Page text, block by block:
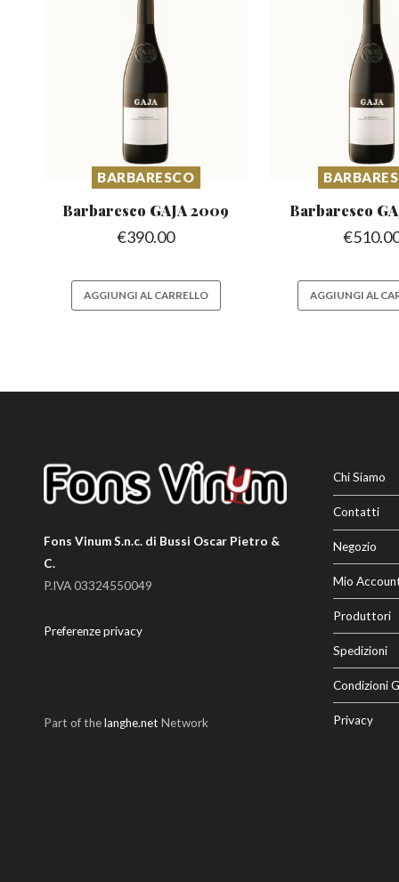
BARBARESCO
Barbaresco GAJA 2009
€390.00
AGGIUNGI AL CARRELLO
Barbaresco
€
AGGIUNGI AL
Fons Vinum S.n.c. di Bussi Oscar Pietro &
C.
P.IVA 03324550049
Preferenze privacy
Part of thelanghe.net Network
Chi Siamo
Contatti
Negozio
Mio
Produttori
Spedizioni
Condizioni
Privacy